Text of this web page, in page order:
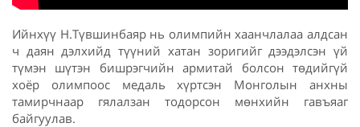
Ийнхүү Н.Түвшинбаяр нь олимпийн хаанчлалаа алдсан
ч даян дэлхийд түүний хатан зоригийг дээдэлсэн үй
түмэн шүтэн бишрэгчийн армитай болсон төдийгүй
хоёр олимпоос медаль хүртсэн Монголын анхны
тамирчнаар гялалзан тодорсон мөнхийн гавъяаг
байгуулав.